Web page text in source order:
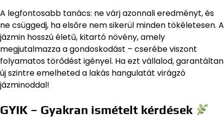
A legfontosabb tanács: ne várj azonnali eredményt, és
ne csüggedj, ha elsőre nem sikerül minden tökéletesen. A
jázmin hosszú életű, kitartó növény, amely
megjutalmazza a gondoskodást – cserébe viszont
folyamatos törődést igényel. Ha ezt vállalod, garantáltan
új szintre emelheted a lakás hangulatát virágzó
jázminoddal!
GYIK – Gyakran ismételt kérdések